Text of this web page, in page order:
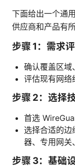
下面给出一个通
供应商和产品有所
步骤 1：需求
确认覆盖区域
评估现有网络
步骤 2：选择
首选
选择合适的边
器、专用网关
步骤 3：基础